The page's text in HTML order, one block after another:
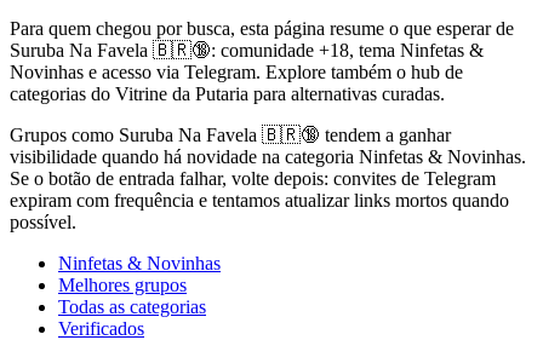
Para quem chegou por busca, esta página resume o que esperar de
Suruba Na Favela 🇧🇷🔞: comunidade +18, tema Ninfetas &
Novinhas e acesso via Telegram. Explore também o hub de
categorias do Vitrine da Putaria para alternativas curadas.
Grupos como Suruba Na Favela 🇧🇷🔞 tendem a ganhar
visibilidade quando há novidade na categoria Ninfetas & Novinhas.
Se o botão de entrada falhar, volte depois: convites de Telegram
expiram com frequência e tentamos atualizar links mortos quando
possível.
Ninfetas & Novinhas
Melhores grupos
Todas as categorias
Verificados